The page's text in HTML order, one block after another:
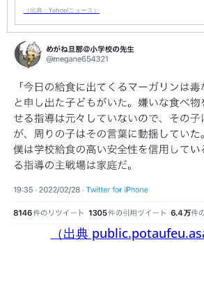
（出典：Yahoo!ニュース）
（出典